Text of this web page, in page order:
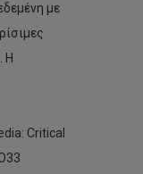
με
Η
Critical